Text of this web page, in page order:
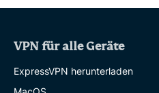
VPN für alle Geräte
ExpressVPN herunterladen